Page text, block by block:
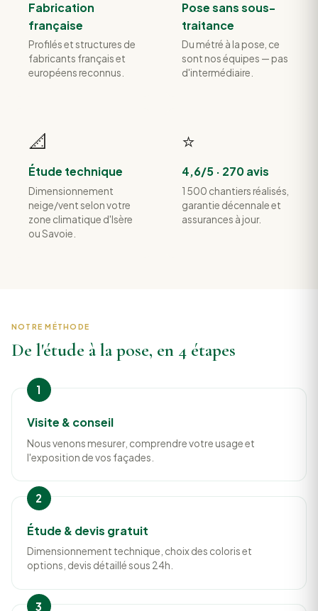
Fabrication
française
Profilés et structures de
fabricants français et
européens reconnus.
Pose sans sous-
traitance
Du métré à la pose, ce
sont nos équipes — pas
d'intermédiaire.
📐
Étude technique
Dimensionnement
neige/vent selon votre
zone climatique d'Isère
ou Savoie.
⭐
4,6/5 · 270 avis
1 500 chantiers réalisés,
garantie décennale et
assurances à jour.
NOTRE MÉTHODE
De l'étude à la pose, en 4 étapes
Visite & conseil
Nous venons mesurer, comprendre votre usage et
l'exposition de vos façades.
Étude & devis gratuit
Dimensionnement technique, choix des coloris et
options, devis détaillé sous 24h.